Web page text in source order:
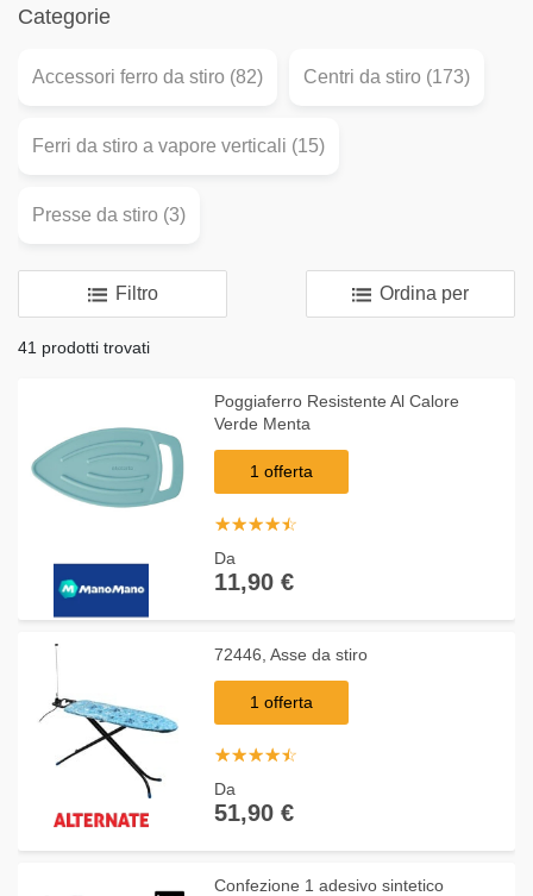
Categorie
Accessori ferro da stiro (82) Centri da stiro (173)
Ferri da stiro a vapore verticali (15)
Presse da stiro (3)
Filtro Ordina per
41 prodotti trovati
Poggiaferro Resistente Al Calore
Verde Menta
1 offerta
☆☆☆☆☆
★★★★★
Da
11,90 €
72446, Asse da stiro
1 offerta
☆☆☆☆☆
★★★★★
Da
51,90 €
Confezione 1 adesivo sintetico